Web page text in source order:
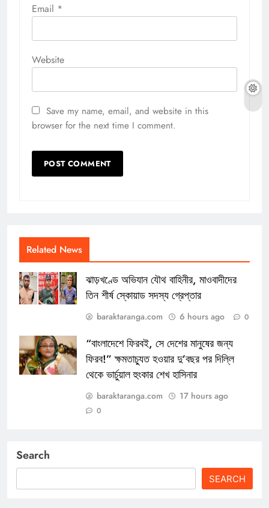
Email *
Website
Save my name, email, and website in this
browser for the next time I comment.
Related News
ঝাড়খণ্ডে অভিযান যৌথ বাহিনীর, মাওবাদীদের
তিন শীর্ষ স্কোয়াড সদস্য গ্রেপ্তার
baraktaranga.com 6 hours ago 0
“বাংলাদেশে ফিরবই, সে দেশের মানুষের জন্য
ফিরব!” ক্ষমতাচ্যুত হওয়ার দু’বছর পর দিল্লি
থেকে ভার্চুয়াল হুংকার শেখ হাসিনার
baraktaranga.com 17 hours ago
0
Search
SEARCH